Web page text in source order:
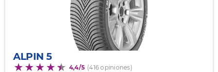
ALPIN 5
4,4/5 (416 opiniones)